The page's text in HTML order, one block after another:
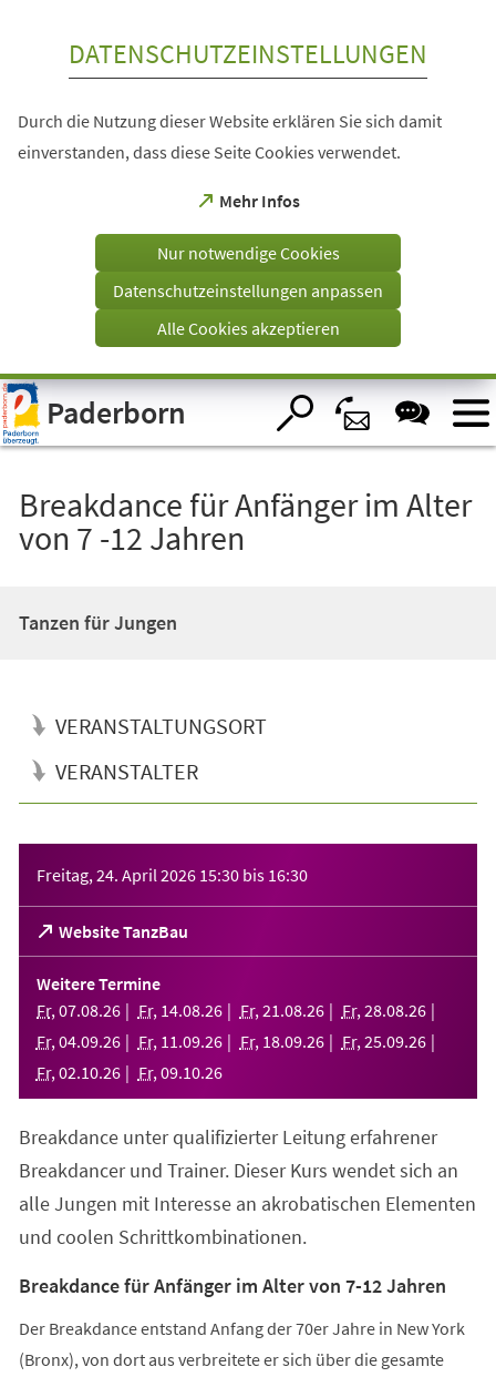
Visuelle
Assistenzsoftware
öffnen.
DATENSCHUTZEINSTELLUNGEN
Durch die Nutzung dieser Website erklären Sie sich damit
einverstanden, dass diese Seite Cookies verwendet.
Mehr Infos
(Öffnet
einem
Tab)
Nur notwendige Cookies
Datenschutzeinstellungen anpassen
Alle Cookies akzeptieren
Paderborn
Breakdance für Anfänger im Alter
von 7 -12 Jahren
Tanzen für Jungen
VERANSTALTUNGSORT
VERANSTALTER
Freitag, 24. April 2026 15:30 bis 16:30
Website TanzBau
(Öffnet
in
einem
neuen
Tab)
Weitere Termine
Fr, 07.08.26 Fr, 14.08.26 Fr, 21 .08.26 Fr, 28.08.26
Fr, 04.09.26 Fr, 11 .09.26 Fr, 18.09.26 Fr, 25.09.26
Fr, 02.10.26 Fr, 09.10.26
Breakdance unter qualifizierter Leitung erfahrener
Breakdancer und Trainer. Dieser Kurs wendet sich an
alle Jungen mit Interesse an akrobatischen Elementen
und coolen Schrittkombinationen.
Breakdance für Anfänger im Alter von 7-12 Jahren
Der Breakdance entstand Anfang der 70er Jahre in New York
(Bronx), von dort aus verbreitete er sich über die gesamte